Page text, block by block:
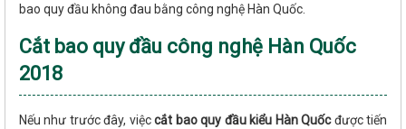
bao quy đầu không đau bằng công nghệ Hàn Quốc.
Cắt bao quy đầu công nghệ Hàn Quốc
2018
Nếu như trước đây, việccắt bao quy đầu kiểu Hàn Quốcđược tiến